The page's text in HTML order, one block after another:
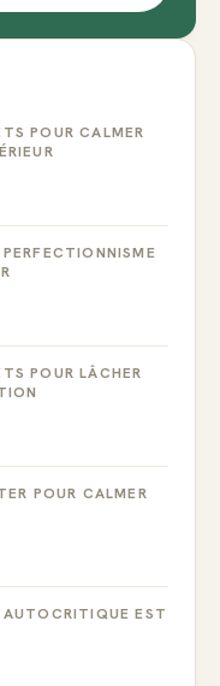
POUR CALMER
POUR LÂCHER
POUR CALMER
EST